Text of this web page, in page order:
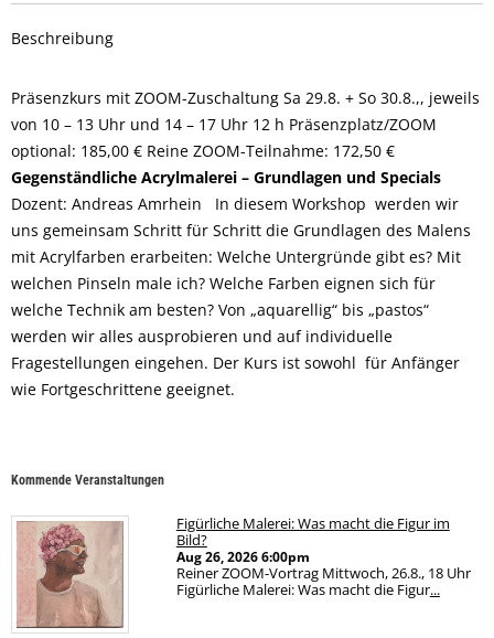
Beschreibung
Präsenzkurs mit ZOOM-Zuschaltung Sa 29.8. + So 30.8.,, jeweils
von 10 – 13 Uhr und 14 – 17 Uhr 12 h Präsenzplatz/ZOOM
optional: 185,00 € Reine ZOOM-Teilnahme: 172,50 €
Gegenständliche Acrylmalerei – Grundlagen und Specials
Dozent: Andreas Amrhein In diesem Workshop werden wir
uns gemeinsam Schritt für Schritt die Grundlagen des Malens
mit Acrylfarben erarbeiten: Welche Untergründe gibt es? Mit
welchen Pinseln male ich? Welche Farben eignen sich für
welche Technik am besten? Von „aquarellig“ bis „pastos“
werden wir alles ausprobieren und auf individuelle
Fragestellungen eingehen. Der Kurs ist sowohl für Anfänger
wie Fortgeschrittene geeignet.
Kommende Veranstaltungen
Figürliche Malerei: Was macht die Figur im
Bild?
Aug 26, 20266:00pm
Reiner ZOOM-Vortrag Mittwoch, 26.8., 18 Uhr
Figürliche Malerei: Was macht die Figur...